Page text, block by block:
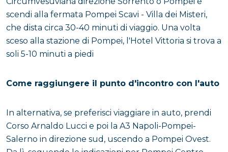
scendi alla fermata Pompei Scavi - Villa dei Misteri,
che dista circa 30-40 minuti di viaggio. Una volta
sceso alla stazione di Pompei, l'Hotel Vittoria si trova a
soli 5-10 minuti a piedi
Come raggiungere il punto d'incontro con l'auto
In alternativa, se preferisci viaggiare in auto, prendi
Corso Arnaldo Lucci e poi la A3 Napoli-Pompei-
Salerno in direzione sud, uscendo a Pompei Ovest.